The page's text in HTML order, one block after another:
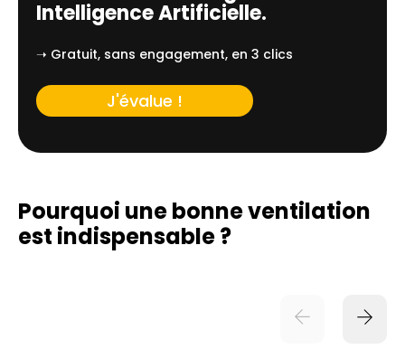
Intelligence Artificielle.
➝ Gratuit, sans engagement, en 3 clics
J'évalue !
Pourquoi une bonne ventilation
est indispensable ?